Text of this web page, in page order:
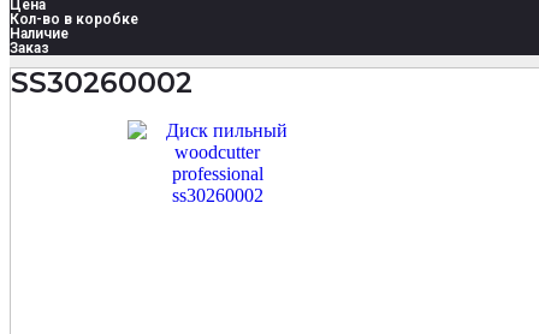
Цена
Кол-во в коробке
Наличие
Заказ
SS30260002